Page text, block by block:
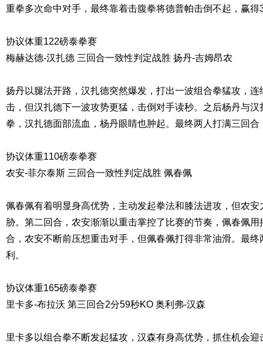
重拳多次命中对手，最终靠着击腹拳将德普帕击倒不起，赢得
协议体重122磅泰拳赛
梅赫达德-汉扎德 三回合一致性判定战胜 扬丹-吉姆昂农
扬丹以腿法开路，汉扎德突然爆发，打出一波组合拳猛攻，
击，但汉扎德下一波攻势更猛，击倒对手读秒。之后杨丹与汉
拳，汉扎德面部流血，杨丹眼睛也肿起。最终两人打满三回合
协议体重110磅泰拳赛
农安-菲尔泰斯 三回合一致性判定战胜 佩春佩
佩春佩有着明显身高优势，主动发起拳法和膝法进攻，但农
胁。第二回合，农安渐渐以重击掌控了比赛的节奏，佩春佩
合，农安不断前压想重击对手，但佩春佩打得非常油滑。最
利。
协议体重165磅泰拳赛
里卡多-布拉沃 第三回合2分59秒KO 奥利弗-汉森
里卡多以组合拳不断发起猛攻，汉森有身高优势，抓住机会